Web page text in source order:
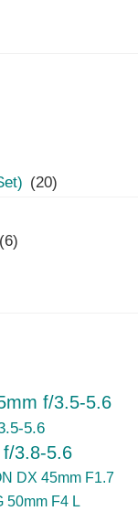
(20)
(6)
f/3.5-5.6
5.6
3.8-5.6
DX 45mm F1.7
50mm F4 L